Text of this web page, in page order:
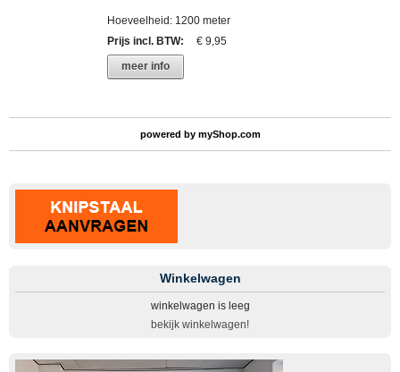
Hoeveelheid: 1200 meter
Prijs incl. BTW:
€ 9,95
meer info
powered by myShop.com
Winkelwagen
winkelwagen is leeg
bekijk winkelwagen!